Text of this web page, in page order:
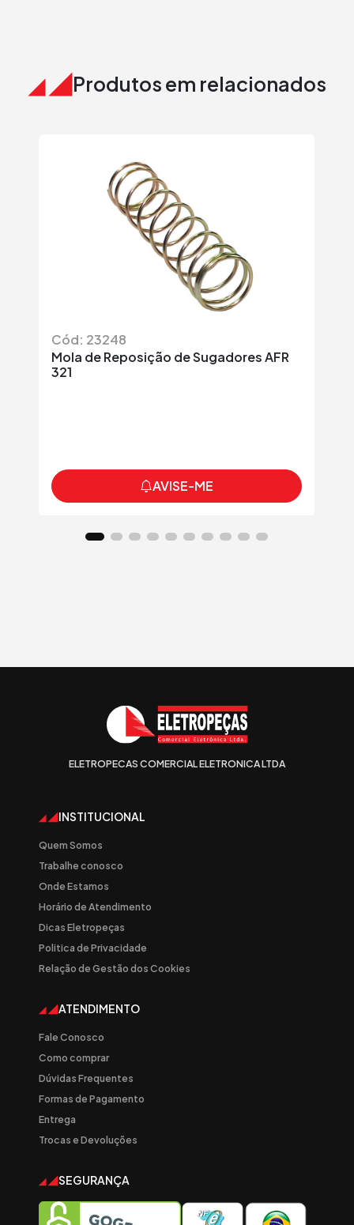
Produtos em relacionados
Cód: 23248
Mola de Reposição de Sugadores AFR
321
AVISE-ME
ELETROPECAS COMERCIAL ELETRONICA LTDA
INSTITUCIONAL
Quem Somos
Trabalhe conosco
Onde Estamos
Horário de Atendimento
Dicas Eletropeças
Politica de Privacidade
Relação de Gestão dos Cookies
ATENDIMENTO
Fale Conosco
Como comprar
Dúvidas Frequentes
Formas de Pagamento
Entrega
Trocas e Devoluções
SEGURANÇA